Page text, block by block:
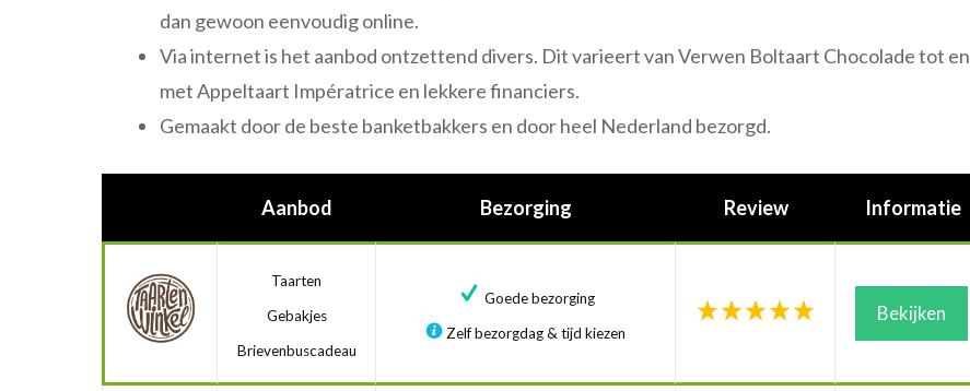
dan gewoon eenvoudig online.
Via internet is het aanbod ontzettend divers. Dit varieert van Verwen Boltaart Chocolade tot en
met Appeltaart Impératrice en lekkere financiers.
Gemaakt door de beste banketbakkers en door heel Nederland bezorgd.
Aanbod Bezorging Review Informatie
Taarten
Gebakjes
Brievenbuscadeau
Goede bezorging
Zelf bezorgdag & tijd kiezen
Bekijken